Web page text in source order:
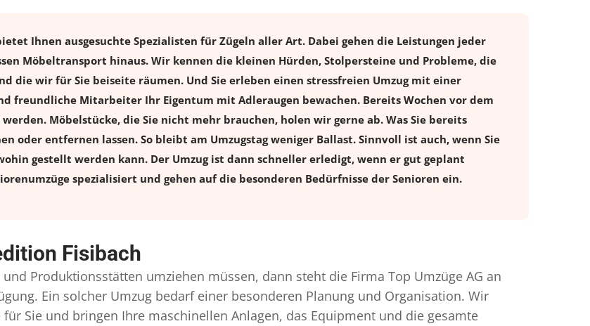
Ihnen ausgesuchte Spezialisten für Zügeln aller Art. Dabei gehen die Leistungen jeder
Möbeltransport hinaus. Wir kennen die kleinen Hürden, Stolpersteine und Probleme, die
die wir für Sie beiseite räumen. Und Sie erleben einen stressfreien Umzugmit einer
freundliche Mitarbeiter Ihr Eigentum mit Adleraugen bewachen. Bereits Wochen vor dem
Möbelstücke, die Sie nicht mehr brauchen, holen wir gerne ab. Was Sie bereits
oder entfernen lassen. So bleibt am Umzugstag weniger Ballast. Sinnvoll ist auch, wenn Sie
gestellt werden kann. Der Umzug ist dann schneller erledigt, wenn er gut geplant
spezialisiert und gehen auf die besonderen Bedürfnisse der Senioren ein.
Fisibach
Produktionsstätten umziehen müssen, dann steht die Firma Top Umzüge AG an
Ein solcher Umzug bedarf einer besonderen Planung und Organisation. Wir
Sie und bringen Ihre maschinellen Anlagen, das Equipment und die gesamte